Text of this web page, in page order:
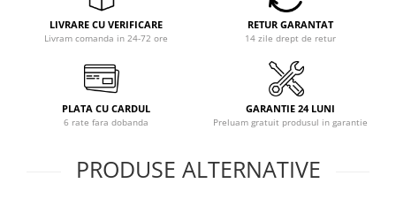
Accesorii beton
Betoniere
Generatoare
Motocultoare
Seminee electrice
Convectoare si aeroterme electrice
LIVRARE CU VERIFICARE
Livram comanda in 24-72 ore
RETUR GARANTAT
14 zile drept de retur
PLATA CU CARDUL
6 rate fara dobanda
GARANTIE 24 LUNI
Preluam gratuit produsul in garantie
PRODUSE ALTERNATIVE